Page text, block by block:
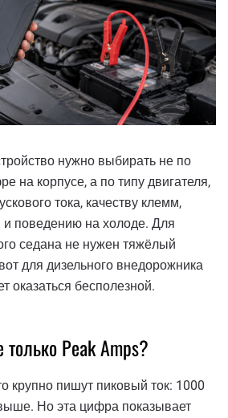
нужно выбирать не по
на корпусе, а по типу двигателя,
тока, качеству клемм,
и поведению на холоде. Для
седана не нужен тяжёлый
для дизельного внедорожника
оказаться бесполезной.
Peak Amps?
крупно пишут пиковый ток: 1000
Но эта цифра показывает